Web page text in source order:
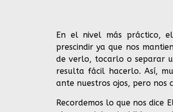
En el nivel más práctico, el
prescindir ya que nos
de verlo, tocarlo o separar
resulta fácil hacerlo. Así,
ante nuestros ojos, pero nos
Recordemos lo que nos dice